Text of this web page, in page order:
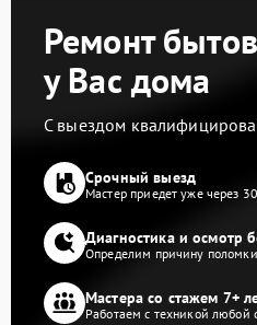
Ремонт
у Вас дома
С выездом
Срочный выезд
Мастер приедет уже через
Диагностика и осмотр
Определим причину поломки
Мастера со стажем 7+
Работаем с техникой любой